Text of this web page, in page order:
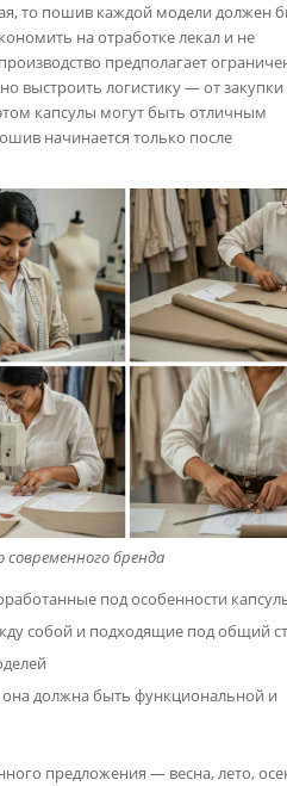
то пошив каждой модели должен
на отработке лекал и не
предполагает
выстроить логистику — от закупки
капсулы могут быть отличным
начинается только после
бренда
под особенности
собой и подходящие под общий
должна быть функциональной и
предложения — весна, лето,